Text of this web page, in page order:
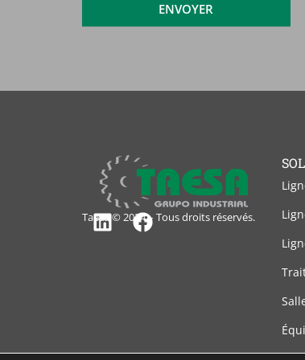
ENVOYER
Taesa © 2024 – Tous droits réservés.